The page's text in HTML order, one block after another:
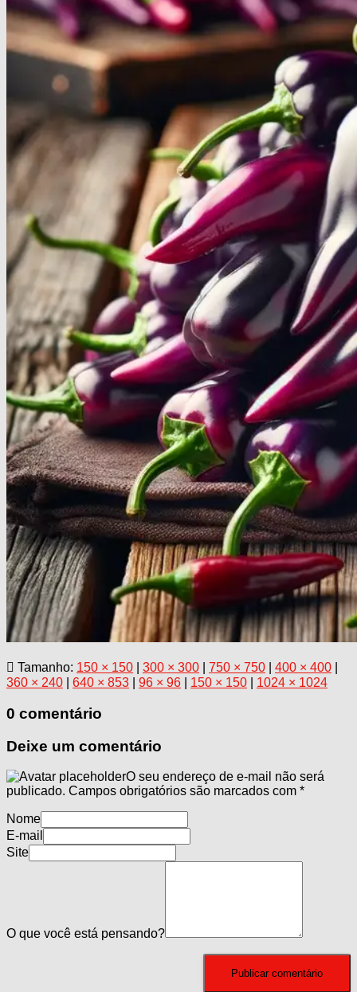
Tamanho: 150 × 150 300 × 300 750 × 750 400 × 400
360 × 240
640 × 853 96 × 96 150 × 150 1024 × 1024
0 comentário
Deixe um comentário
O seu endereço de e-mail não será
publicado. Campos obrigatórios são marcados com *
Nome
E-mail
Site
O que você está pensando?